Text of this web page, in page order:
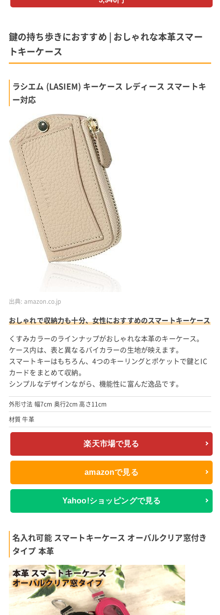
鍵の持ち歩きにおすすめ | おしゃれな本革スマー
トキーケース
ラシエム (LASIEM) キーケース レディース スマートキ
ー対応
出典: amazon.co.jp
おしゃれで収納力も十分、女性におすすめのスマートキーケース
くすみカラーのラインナップがおしゃれな本革のキーケース。
ケース内は、表と異なるバイカラーの生地が映えます。
スマートキーはもちろん、4つのキーリングとポケットで鍵とIC
カードをまとめて収納。
シンプルなデザインながら、機能性に富んだ逸品です。
外形寸法 幅7cm 奥行2cm 高さ11cm
材質 牛革
楽天市場で見る
amazonで見る
Yahoo!ショッピングで見る
名入れ可能 スマートキーケース オーバルクリア窓付き
タイプ 本革